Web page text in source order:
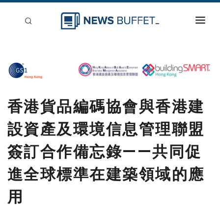
新聞稿分類
刊登
香港貨品編碼協會與香港建
設資產及環境信息管理聯盟
簽訂合作備忘錄——共同促
進全球標準在建築領域的應
用